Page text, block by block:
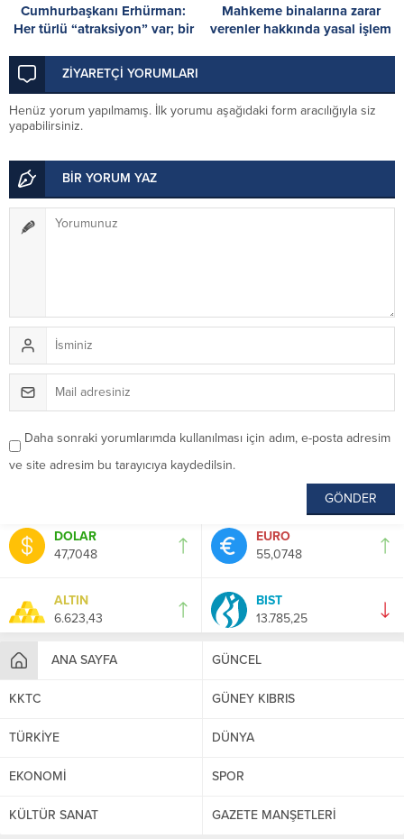
DOLAR
47,7048
EURO
55,0748
ALTIN
6.623,43
BIST
13.785,25
ANA SAYFA GÜNCEL
KKTC GÜNEY KIBRIS
TÜRKİYE DÜNYA
EKONOMİ SPOR
KÜLTÜR SANAT GAZETE MANŞETLERİ
Cumhurbaşkanı Erhürman:
Her türlü “atraksiyon” var; bir
Mahkeme binalarına zarar
verenler hakkında yasal işlem
ZİYARETÇİ YORUMLARI
Henüz yorum yapılmamış. İlk yorumu aşağıdaki form aracılığıyla siz
yapabilirsiniz.
BİR YORUM YAZ
Daha sonraki yorumlarımda kullanılması için adım, e-posta adresim
ve site adresim bu tarayıcıya kaydedilsin.